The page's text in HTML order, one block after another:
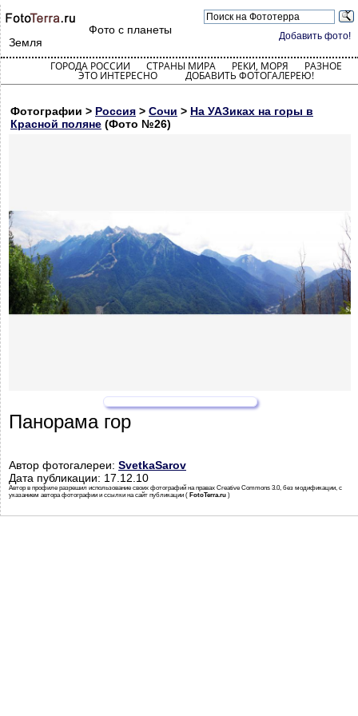
Добавить фото!
Фото с планеты
Земля
ГОРОДА РОССИИ СТРАНЫ МИРА РЕКИ, МОРЯ РАЗНОЕ
ЭТО ИНТЕРЕСНО ДОБАВИТЬ ФОТОГАЛЕРЕЮ!
Фотографии > Россия > Сочи > На УАЗиках на горы в
Красной поляне (Фото №26)
Панорама гор
Автор фотогалереи: SvetkaSarov
Дата публикации: 17.12.10
Автор в профиле разрешил использование своих фотографий на правах Creative Commons 3.0, без модификации, с
указанием автора фотографии и ссылки на сайт публикации ( FotoTerra.ru )